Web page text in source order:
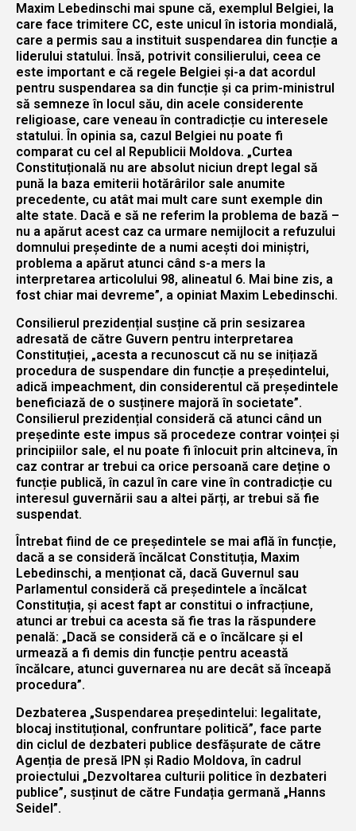
Maxim Lebedinschi mai spune că, exemplul Belgiei, la
care face trimitere CC, este unicul în istoria mondială,
care a permis sau a instituit suspendarea din funcție a
liderului statului. Însă, potrivit consilierului, ceea ce
este important e că regele Belgiei și-a dat acordul
pentru suspendarea sa din funcție și ca prim-ministrul
să semneze în locul său, din acele considerente
religioase, care veneau în contradicție cu interesele
statului. În opinia sa, cazul Belgiei nu poate fi
comparat cu cel al Republicii Moldova. „Curtea
Constituțională nu are absolut niciun drept legal să
pună la baza emiterii hotărârilor sale anumite
precedente, cu atât mai mult care sunt exemple din
alte state. Dacă e să ne referim la problema de bază –
nu a apărut acest caz ca urmare nemijlocit a refuzului
domnului președinte de a numi acești doi miniștri,
problema a apărut atunci când s-a mers la
interpretarea articolului 98, alineatul 6. Mai bine zis, a
fost chiar mai devreme”, a opiniat Maxim Lebedinschi.
Consilierul prezidențial susține că prin sesizarea
adresată de către Guvern pentru interpretarea
Constituției, „acesta a recunoscut că nu se inițiază
procedura de suspendare din funcție a președintelui,
adică impeachment, din considerentul că președintele
beneficiază de o susținere majoră în societate”.
Consilierul prezidențial consideră că atunci când un
președinte este impus să procedeze contrar voinței și
principiilor sale, el nu poate fi înlocuit prin altcineva, în
caz contrar ar trebui ca orice persoană care deține o
funcție publică, în cazul în care vine în contradicție cu
interesul guvernării sau a altei părți, ar trebui să fie
suspendat.
Întrebat fiind de ce președintele se mai află în funcție,
dacă a se consideră încălcat Constituția, Maxim
Lebedinschi, a menționat că, dacă Guvernul sau
Parlamentul consideră că președintele a încălcat
Constituția, și acest fapt ar constitui o infracțiune,
atunci ar trebui ca acesta să fie tras la răspundere
penală: „Dacă se consideră că e o încălcare și el
urmează a fi demis din funcție pentru această
încălcare, atunci guvernarea nu are decât să înceapă
procedura”.
Dezbaterea „Suspendarea președintelui: legalitate,
blocaj instituțional, confruntare politică”, face parte
din ciclul de dezbateri publice desfășurate de către
Agenția de presă IPN și Radio Moldova, în cadrul
proiectului „Dezvoltarea culturii politice în dezbateri
publice”, susținut de către Fundația germană „Hanns
Seidel”.